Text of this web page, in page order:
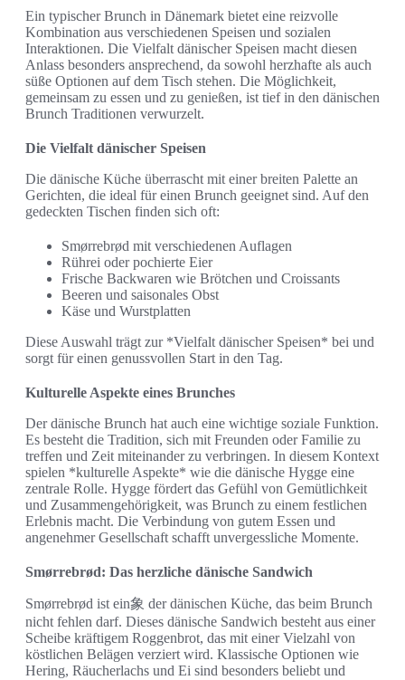
Ein typischer Brunch in Dänemark bietet eine reizvolle
Kombination aus verschiedenen Speisen und sozialen
Interaktionen. Die Vielfalt dänischer Speisen macht diesen
Anlass besonders ansprechend, da sowohl herzhafte als auch
süße Optionen auf dem Tisch stehen. Die Möglichkeit,
gemeinsam zu essen und zu genießen, ist tief in den dänischen
Brunch Traditionen verwurzelt.
Die Vielfalt dänischer Speisen
Die dänische Küche überrascht mit einer breiten Palette an
Gerichten, die ideal für einen Brunch geeignet sind. Auf den
gedeckten Tischen finden sich oft:
Smørrebrød mit verschiedenen Auflagen
Rührei oder pochierte Eier
Frische Backwaren wie Brötchen und Croissants
Beeren und saisonales Obst
Käse und Wurstplatten
Diese Auswahl trägt zur *Vielfalt dänischer Speisen* bei und
sorgt für einen genussvollen Start in den Tag.
Kulturelle Aspekte eines Brunches
Der dänische Brunch hat auch eine wichtige soziale Funktion.
Es besteht die Tradition, sich mit Freunden oder Familie zu
treffen und Zeit miteinander zu verbringen. In diesem Kontext
spielen *kulturelle Aspekte* wie die dänische Hygge eine
zentrale Rolle. Hygge fördert das Gefühl von Gemütlichkeit
und Zusammengehörigkeit, was Brunch zu einem festlichen
Erlebnis macht. Die Verbindung von gutem Essen und
angenehmer Gesellschaft schafft unvergessliche Momente.
Smørrebrød: Das herzliche dänische Sandwich
Smørrebrød ist ein象 der dänischen Küche, das beim Brunch
nicht fehlen darf. Dieses dänische Sandwich besteht aus einer
Scheibe kräftigem Roggenbrot, das mit einer Vielzahl von
köstlichen Belägen verziert wird. Klassische Optionen wie
Hering, Räucherlachs und Ei sind besonders beliebt und